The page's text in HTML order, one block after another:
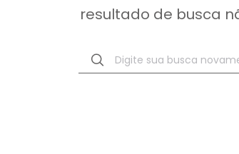
resultado de busca
Digite sua busca novamente